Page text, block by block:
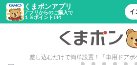
くまポンアプリ
アプリからのご購入で
１％ポイントUP!
イ
差し込むだけで簡単設置！「車用ドアポ